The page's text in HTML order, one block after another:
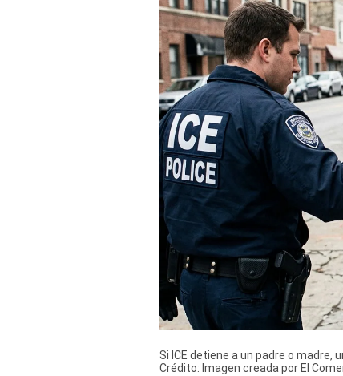
Si ICE detiene a un padre o madre,
Crédito: Imagen creada por El